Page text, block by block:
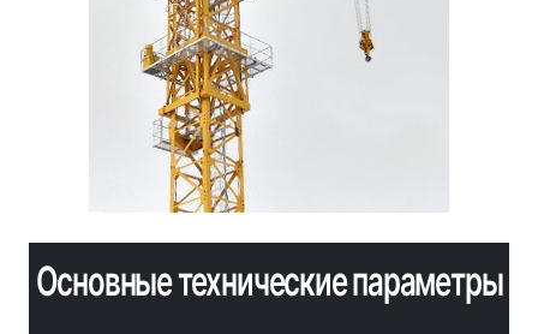
Основные технические параметры